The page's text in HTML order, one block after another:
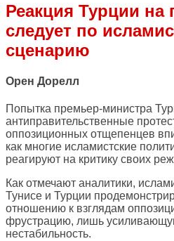
Реакция Турции на
следует по
сценарию
Орен Дорелл
Попытка премьер-министра
антиправительственные
оппозиционных отщепенцев
как многие исламистские
реагируют на критику своих
Как отмечают аналитики,
Тунисе и Турции
отношению к взглядам
фрустрацию, лишь
нестабильность.